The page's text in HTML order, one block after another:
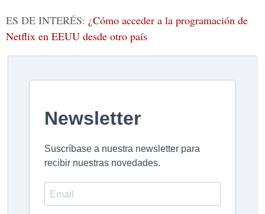
ES DE INTERÉS: ¿Cómo acceder a la programación de
Netflix en EEUU desde otro país